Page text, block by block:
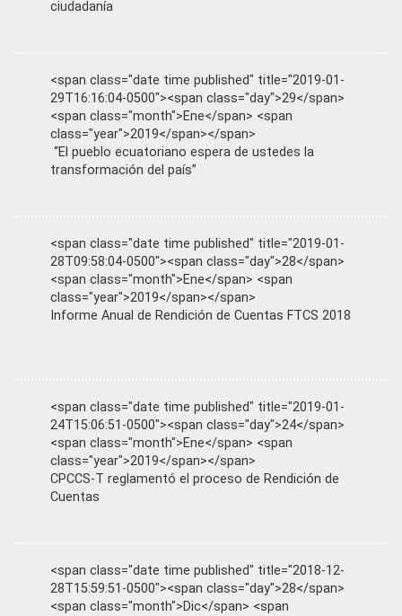
ciudadanía
<span class="date time published" title="2019-01-
29T16:16:04-0500"><span class="day">29</span>
<span class="month">Ene</span> <span
class="year">2019</span></span>
“El pueblo ecuatoriano espera de ustedes la
transformación del país”
<span class="date time published" title="2019-01-
28T09:58:04-0500"><span class="day">28</span>
<span class="month">Ene</span> <span
class="year">2019</span></span>
Informe Anual de Rendición de Cuentas FTCS 2018
<span class="date time published" title="2019-01-
24T15:06:51-0500"><span class="day">24</span>
<span class="month">Ene</span> <span
class="year">2019</span></span>
CPCCS-T reglamentó el proceso de Rendición de
Cuentas
<span class="date time published" title="2018-12-
28T15:59:51-0500"><span class="day">28</span>
<span class="month">Dic</span> <span